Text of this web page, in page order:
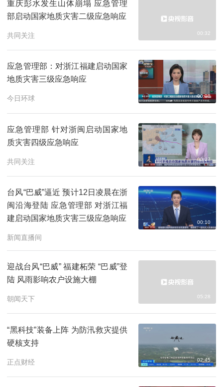
重庆彭水发生山体崩塌 应急管理
部启动国家地质灾害二级应急响应
共同关注 00:32
应急管理部：对浙江福建启动国家
地质灾害三级应急响应
今日环球 00:08
应急管理部 针对浙闽启动国家地
质灾害四级应急响应
共同关注 00:27
台风“巴威”逼近 预计12日凌晨在浙
闽沿海登陆 应急管理部 对浙江福
建启动国家地质灾害三级应急响应
新闻直播间
00:10
迎战台风“巴威” 福建柘荣 “巴威”登
陆 风雨影响农户设施大棚
朝闻天下 05:28
“黑科技”装备上阵 为防汛救灾提供
硬核支持
正点财经 02:45